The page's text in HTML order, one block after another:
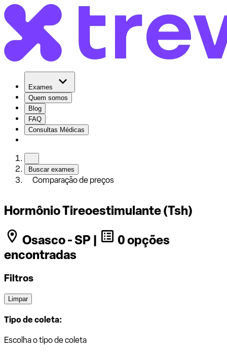
Exames
Quem somos
Blog
FAQ
Consultas Médicas
Buscar exames
Comparação de preços
Hormônio Tireoestimulante (Tsh)
Osasco - SP |
0 opções
encontradas
Filtros
Limpar
Tipo de coleta:
Escolha o tipo de coleta